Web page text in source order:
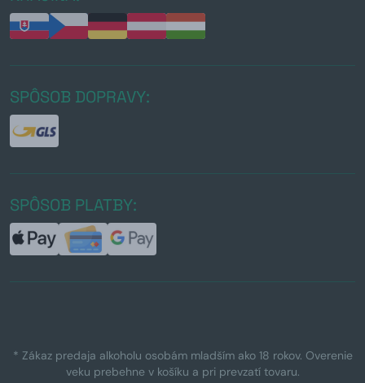
SPÔSOB DOPRAVY:
SPÔSOB PLATBY:
* Zákaz predaja alkoholu osobám mladším ako 18 rokov. Overenie
veku prebehne v košíku a pri prevzatí tovaru.